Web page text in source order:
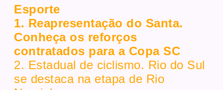
Esporte
1. Reapresentação do Santa.
Conheça os reforços
contratados para a Copa SC
2. Estadual de ciclismo. Rio do Sul
se destaca na etapa de Rio